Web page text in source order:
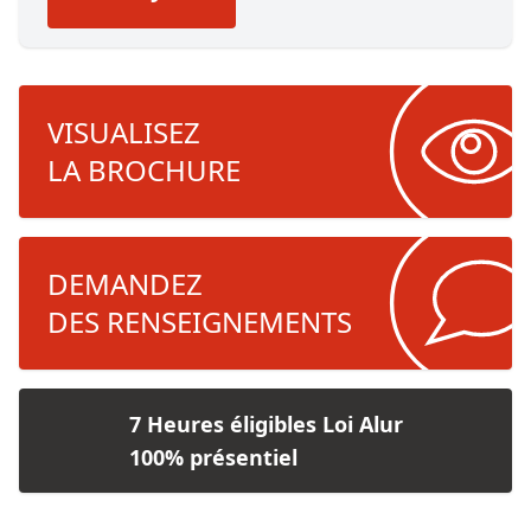
VISUALISEZ
LA BROCHURE
DEMANDEZ
DES RENSEIGNEMENTS
7 Heures éligibles Loi Alur
100%présentiel